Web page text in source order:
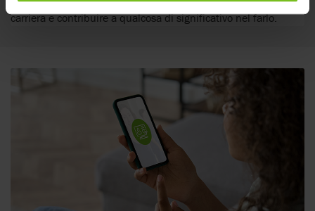
carriera e contribuire a qualcosa di significativo nel farlo.